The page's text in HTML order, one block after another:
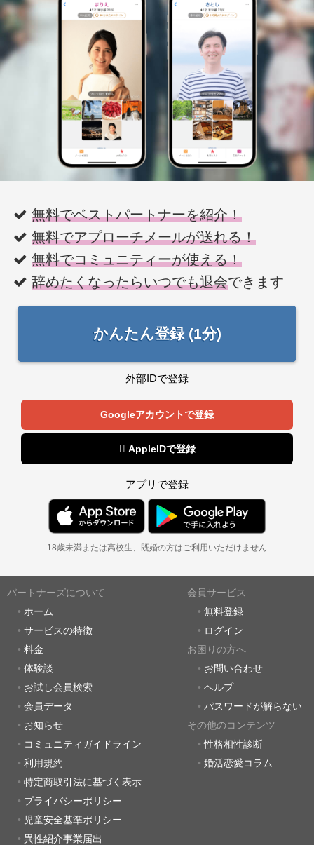
無料でベストパートナーを紹介！
無料でアプローチメールが送れる！
無料でコミュニティーが使える！
辞めたくなったらいつでも退会できます
かんたん登録 (1分)
外部IDで登録
Googleアカウントで登録
 AppleIDで登録
アプリで登録
18歳未満または高校生、既婚の方はご利用いただけません
パートナーズについて
ホーム
サービスの特徴
料金
体験談
お試し会員検索
会員データ
お知らせ
コミュニティガイドライン
利用規約
特定商取引法に基づく表示
プライバシーポリシー
児童安全基準ポリシー
異性紹介事業届出
会員サービス
無料登録
ログイン
お困りの方へ
お問い合わせ
ヘルプ
パスワードが解らない
その他のコンテンツ
性格相性診断
婚活恋愛コラム